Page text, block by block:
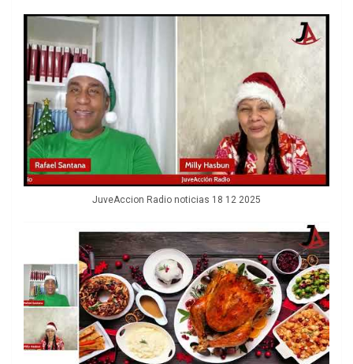
JuveAccion Radio noticias 18 12 2025